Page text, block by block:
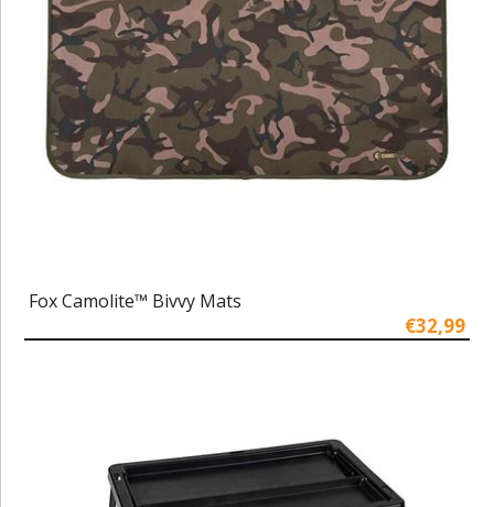
Fox Camolite™ Bivvy Mats
€32,99